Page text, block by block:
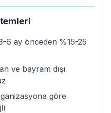
6 ay önceden %15-25
ve bayram dışı
göre